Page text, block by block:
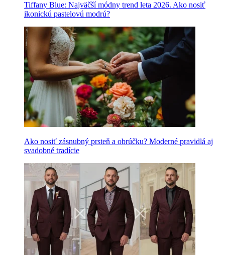
Tiffany Blue: Najväčší módny trend leta 2026. Ako nosiť
ikonickú pastelovú modrú?
Ako nosiť zásnubný prsteň a obrúčku? Moderné pravidlá aj
svadobné tradície